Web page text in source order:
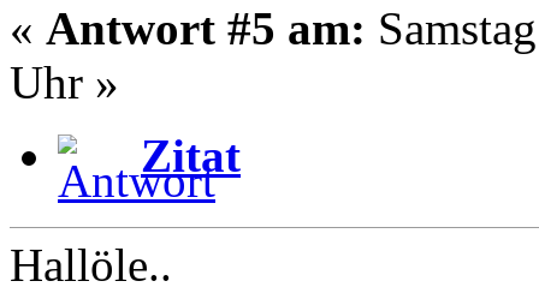
« Antwort #5 am:
Uhr »
Zitat
Hallöle..